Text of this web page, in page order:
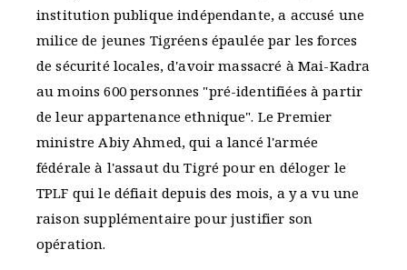
institution publique indépendante, a accusé une
milice de jeunes Tigréens épaulée par les forces
de sécurité locales, d'avoir massacré à Mai-Kadra
au moins 600 personnes "pré-identifiées à partir
de leur appartenance ethnique". Le Premier
ministre Abiy Ahmed, qui a lancé l'armée
fédérale à l'assaut du Tigré pour en déloger le
TPLF qui le défiait depuis des mois, a y a vu une
raison supplémentaire pour justifier son
opération.